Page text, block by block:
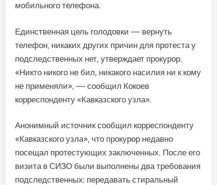
мобильного телефона.
Единственная цель голодовки — вернуть
телефон, никаких других причин для протеста у
подследственных нет, утверждает прокурор.
«Никто никого не бил, никакого насилия ни к кому
не применяли», — сообщил Кокоев
корреспонденту «Кавказского узла».
Анонимный источник сообщил корреспонденту
«Кавказского узла», что прокурор недавно
посещал протестующих заключенных. После его
визита в СИЗО были выполнены два требования
подследственных: передавать стиральный